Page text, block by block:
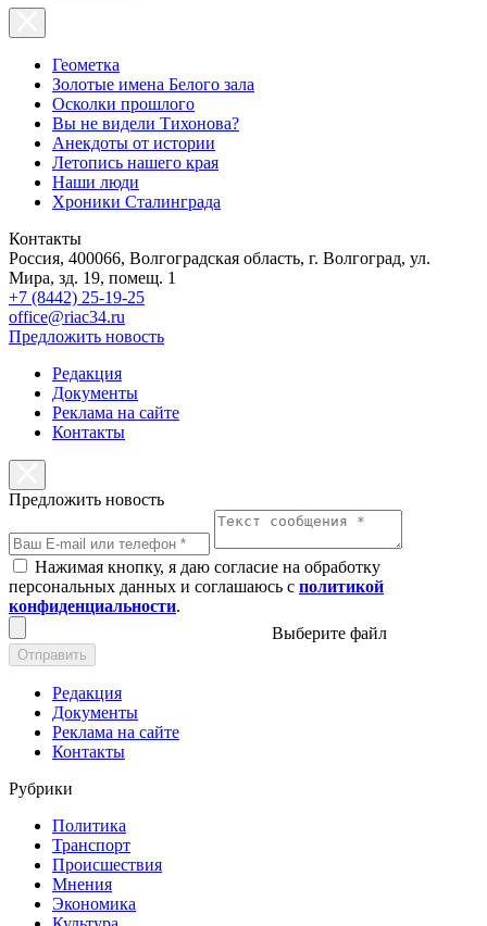
Геометка
Золотые имена Белого зала
Осколки прошлого
Вы не видели Тихонова?
Анекдоты от истории
Летопись нашего края
Наши люди
Хроники Сталинграда
Контакты
Россия, 400066, Волгоградская область, г. Волгоград, ул.
Мира, зд. 19, помещ. 1
+7 (8442) 25-19-25
office@riac34.ru
Предложить новость
Редакция
Документы
Реклама на сайте
Контакты
Предложить новость
Нажимая кнопку, я даю согласие на обработку
персональных данных и соглашаюсь с политикой
конфиденциальности.
Выберите файл
Отправить
Редакция
Документы
Реклама на сайте
Контакты
Рубрики
Политика
Транспорт
Происшествия
Мнения
Экономика